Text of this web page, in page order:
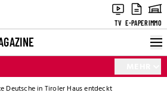
TV E-PAPERIMMO
Deutsche in Tiroler Haus entdeckt